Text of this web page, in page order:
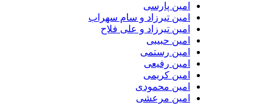
امین پارسی
امین تیرزاد و سام سهراب
امین تیرزاد و علی فلاح
امین حبیبی
امین رستمی
امین رفیعی
امین کریمی
امین محمودی
امین مرعشی